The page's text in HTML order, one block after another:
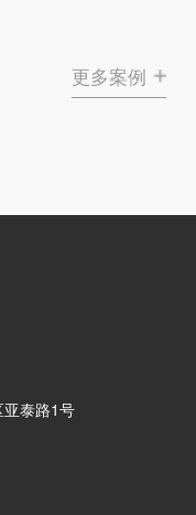
更多案例
泰路1号